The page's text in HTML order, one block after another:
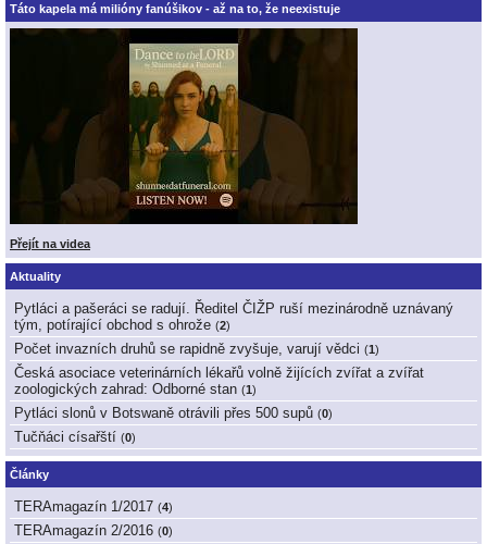
Táto kapela má milióny fanúšikov - až na to, že neexistuje
Přejít na videa
Aktuality
Pytláci a pašeráci se radují. Ředitel ČIŽP ruší mezinárodně uznávaný
tým, potírající obchod s ohrože (2)
Počet invazních druhů se rapidně zvyšuje, varují vědci (1)
Česká asociace veterinárních lékařů volně žijících zvířat a zvířat
zoologických zahrad: Odborné stan (1)
Pytláci slonů v Botswaně otrávili přes 500 supů (0)
Tučňáci císařští (0)
Články
TERAmagazín 1/2017 (4)
TERAmagazín 2/2016 (0)